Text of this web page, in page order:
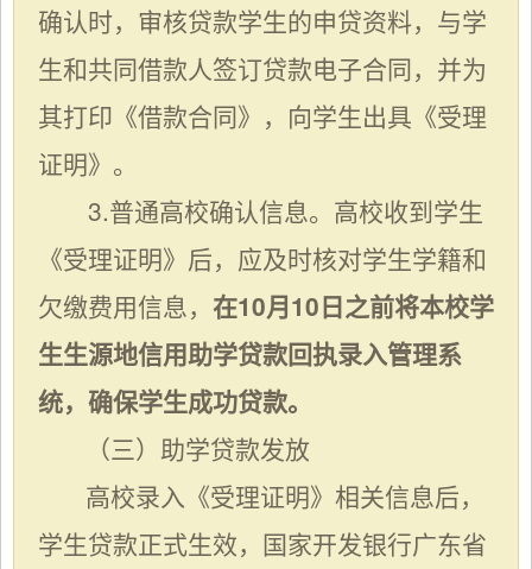
确认时，审核贷款学生的申贷资料，与学
生和共同借款人签订贷款电子合同，并为
其打印《借款合同》，向学生出具《受理
证明》。
3.普通高校确认信息。高校收到学生
《受理证明》后，应及时核对学生学籍和
欠缴费用信息， 在10月10日之前将本校学
生生源地信用助学贷款回执录入管理系
统，确保学生成功贷款。
（三）助学贷款发放
高校录入《受理证明》相关信息后，
学生贷款正式生效，国家开发银行广东省